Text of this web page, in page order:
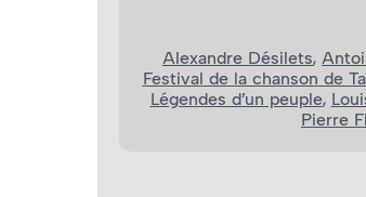
Alexandre Désilets,
Festival de la chanson de
Légendes d’un peuple,
Pierre